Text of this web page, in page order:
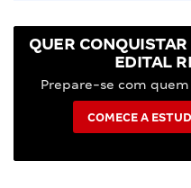
QUER
EDITAL
Prepare-se com
COMECE A